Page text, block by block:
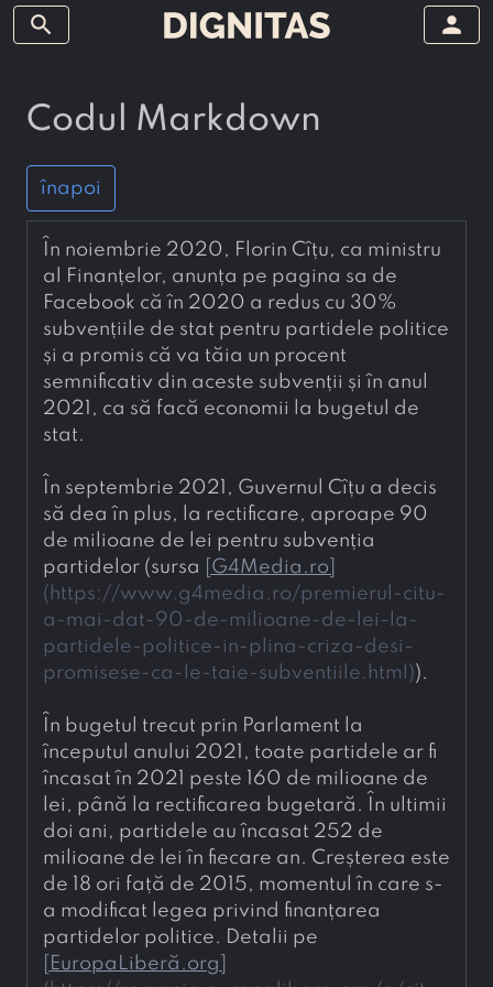
search person
Codul Markdown
înapoi
În noiembrie 2020, Florin Cîțu, ca ministru
al Finanțelor, anunța pe pagina sa de
Facebook că în 2020 a redus cu 30%
subvențiile de stat pentru partidele politice
și a promis că va tăia un procent
semnificativ din aceste subvenții și în anul
2021, ca să facă economii la bugetul de
stat.
În septembrie 2021, Guvernul Cîțu a decis
să dea în plus, la rectificare, aproape 90
de milioane de lei pentru subvenția
partidelor (sursa
G4Media.ro
( https://www.g4media.ro/premierul-citu-
a-mai-dat-90-de-milioane-de-lei-la-
partidele-politice-in-plina-criza-desi-
promisese-ca-le-taie-subventiile.html )).
În bugetul trecut prin Parlament la
începutul anului 2021, toate partidele ar fi
încasat în 2021 peste 160 de milioane de
lei, până la rectificarea bugetară. În ultimii
doi ani, partidele au încasat 252 de
milioane de lei în fiecare an. Creșterea este
de 18 ori față de 2015, momentul în care s-
a modificat legea privind finanțarea
EuropaLiberă.org